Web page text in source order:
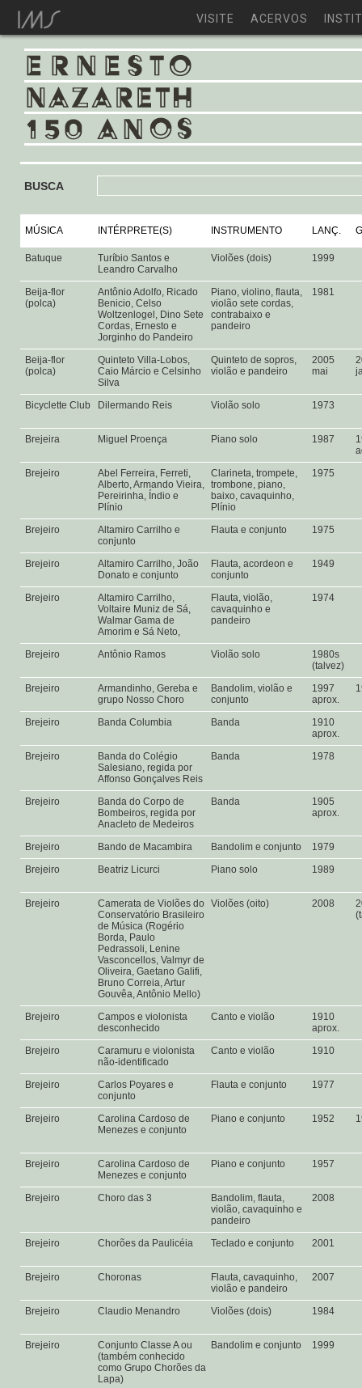
VISITE ACERVOS
BUSCA
MÚSICA INTÉRPRETE(S) INSTRUMENTO LANÇ.
Batuque
Turíbio Santos e
Leandro Carvalho
Violões (dois) 1999
Beija-flor
(polca)
Antônio Adolfo, Ricado
Benicio, Celso
Woltzenlogel, Dino Sete
Cordas, Ernesto e
Jorginho do Pandeiro
Piano, violino, flauta,
violão sete cordas,
contrabaixo e
pandeiro
1981
Beija-flor
(polca)
Quinteto Villa-Lobos,
Caio Márcio e Celsinho
Silva
Quinteto de sopros,
violão e pandeiro
2005
mai
Bicyclette Club Dilermando Reis Violão solo 1973
Brejeira Miguel Proença Piano solo 1987
Brejeiro
Abel Ferreira, Ferreti,
Alberto, Armando Vieira,
Pereirinha, Índio e
Plínio
Clarineta, trompete,
trombone, piano,
baixo, cavaquinho,
Plínio
1975
Brejeiro
Altamiro Carrilho e
conjunto
Flauta e conjunto 1975
Brejeiro
Altamiro Carrilho, João
Donato e conjunto
Flauta, acordeon e
conjunto
1949
Brejeiro
Altamiro Carrilho,
Voltaire Muniz de Sá,
Walmar Gama de
Amorim e Sá Neto,
Flauta, violão,
cavaquinho e
pandeiro
1974
Brejeiro Antônio Ramos Violão solo
1980s
(talvez)
Brejeiro
Armandinho, Gereba e
grupo Nosso Choro
Bandolim, violão e
conjunto
1997
aprox.
Brejeiro Banda Columbia Banda
1910
aprox.
Brejeiro
Banda do Colégio
Salesiano, regida por
Affonso Gonçalves Reis
Banda 1978
Brejeiro
Banda do Corpo de
Bombeiros, regida por
Anacleto de Medeiros
Banda
1905
aprox.
Brejeiro Bando de Macambira Bandolim e conjunto
1979
Brejeiro
Beatriz Licurci Piano solo 1989
Brejeiro
Camerata de Violões do
Conservatório Brasileiro
de Música (Rogério
Borda, Paulo
Pedrassoli, Lenine
Vasconcellos, Valmyr de
Oliveira, Gaetano Galifi,
Bruno Correia, Artur
Gouvêa, Antônio Mello)
Violões (oito) 2008
Brejeiro
Campos e violonista
desconhecido
Canto e violão
1910
aprox.
Brejeiro
Caramuru e violonista
não-identificado
Canto e violão 1910
Brejeiro
Carlos Poyares e
conjunto
Flauta e conjunto 1977
Brejeiro
Carolina Cardoso de
Menezes e conjunto
Piano e conjunto 1952
Brejeiro
Carolina Cardoso de
Menezes e conjunto
Piano e conjunto 1957
Brejeiro Choro das 3
Bandolim, flauta,
violão, cavaquinho e
pandeiro
2008
Brejeiro Chorões da Paulicéia Teclado e conjunto 2001
Brejeiro Choronas
Flauta, cavaquinho,
violão e pandeiro
2007
Brejeiro Claudio Menandro Violões (dois) 1984
Brejeiro
Conjunto Classe A ou
(também conhecido
como Grupo Chorões da
Lapa)
Bandolim e conjunto 1999